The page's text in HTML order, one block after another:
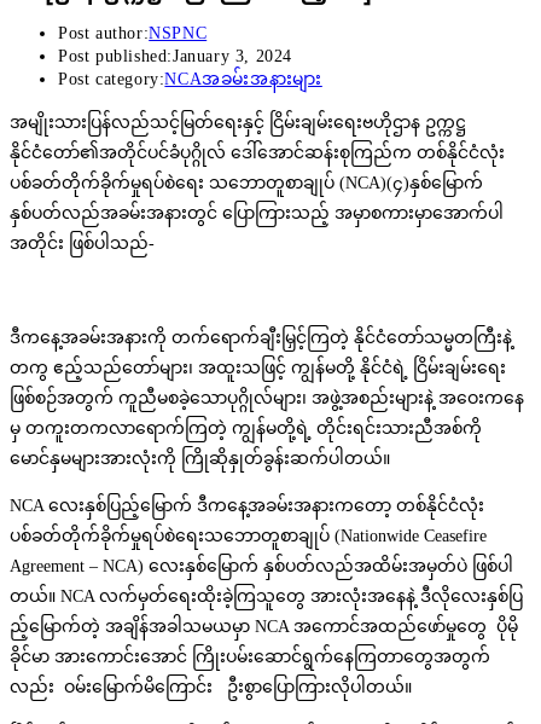
Post author:NSPNC
Post published:January 3, 2024
Post category:NCAအခမ်းအနားများ
အမျိုးသားပြန်လည်သင့်မြတ်ရေးနှင့် ငြိမ်းချမ်းရေးဗဟိုဌာန ဥက္ကဋ္ဌ
နိုင်ငံတော်၏အတိုင်ပင်ခံပုဂ္ဂိုလ် ဒေါ်အောင်ဆန်းစုကြည်က တစ်နိုင်ငံလုံး
ပစ်ခတ်တိုက်ခိုက်မှုရပ်စဲရေး သဘောတူစာချုပ် (NCA)(၄)နှစ်မြောက်
နှစ်ပတ်လည်အခမ်းအနားတွင် ပြောကြားသည့် အမှာစကားမှာအောက်ပါ
အတိုင်း ဖြစ်ပါသည်-
ဒီကနေ့အခမ်းအနားကို တက်ရောက်ချီးမြှင့်ကြတဲ့ နိုင်ငံတော်သမ္မတကြီးနဲ့
တကွ ဧည့်သည်တော်များ၊ အထူးသဖြင့် ကျွန်မတို့ နိုင်ငံရဲ့ ငြိမ်းချမ်းရေး
ဖြစ်စဉ်အတွက် ကူညီမစခဲ့သောပုဂ္ဂိုလ်များ၊ အဖွဲ့အစည်းများနဲ့ အဝေးကနေ
မှ တကူးတကလာရောက်ကြတဲ့ ကျွန်မတို့ရဲ့ တိုင်းရင်းသားညီအစ်ကို
မောင်နှမများအားလုံးကို ကြိုဆိုနှုတ်ခွန်းဆက်ပါတယ်။
NCA လေးနှစ်ပြည့်မြောက် ဒီကနေ့အခမ်းအနားကတော့ တစ်နိုင်ငံလုံး
ပစ်ခတ်တိုက်ခိုက်မှုရပ်စဲရေးသဘောတူစာချုပ် (Nationwide Ceasefire
Agreement – NCA) လေးနှစ်မြောက် နှစ်ပတ်လည်အထိမ်းအမှတ်ပဲ ဖြစ်ပါ
တယ်။ NCA လက်မှတ်ရေးထိုးခဲ့ကြသူတွေ အားလုံးအနေနဲ့ ဒီလိုလေးနှစ်ပြ
ည့်မြောက်တဲ့ အချိန်အခါသမယမှာ NCA အကောင်အထည်ဖော်မှုတွေ ပိုမို
ခိုင်မာ အားကောင်းအောင် ကြိုးပမ်းဆောင်ရွက်နေကြတာတွေအတွက်
လည်း ဝမ်းမြောက်မိကြောင်း ဦးစွာပြောကြားလိုပါတယ်။